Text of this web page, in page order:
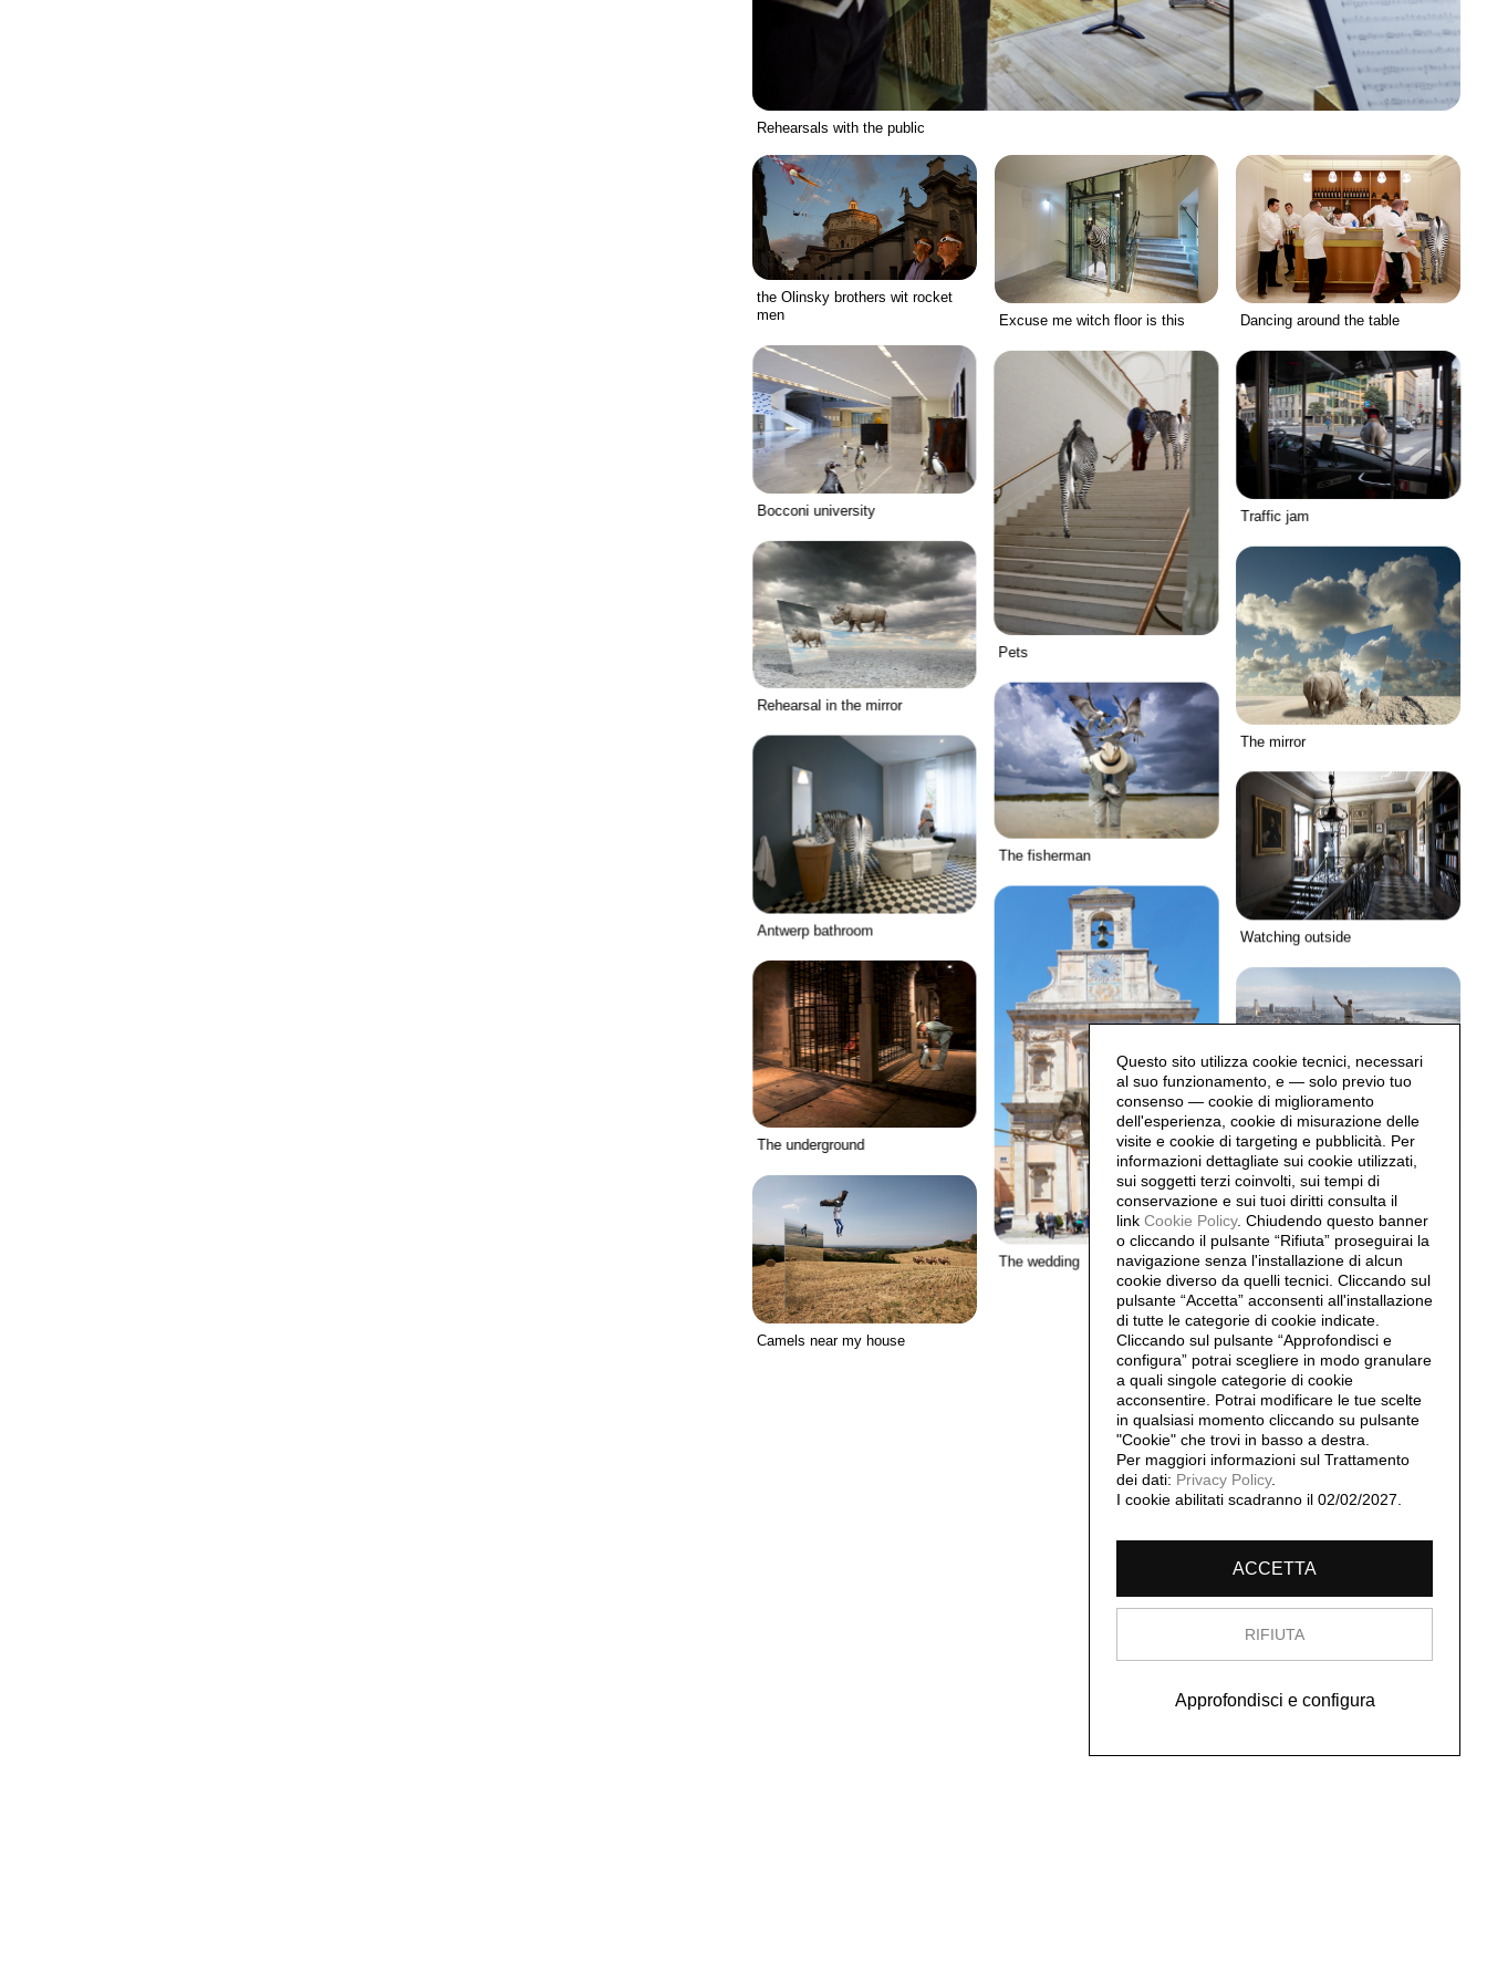
Rehearsals with the public
the Olinsky brothers wit rocket
men
Excuse me witch floor is this Dancing around the table
Bocconi university
Pets
Traffic jam
Rehearsal in the mirror
The mirror
The fisherman
Antwerp bathroom Watching outside
The wedding
The underground Walking on th rope
Camels near my house
Saarinen
Questo sito utilizza cookie tecnici, necessari
al suo funzionamento, e — solo previo tuo
consenso — cookie di miglioramento
dell'esperienza, cookie di misurazione delle
visite e cookie di targeting e pubblicità. Per
informazioni dettagliate sui cookie utilizzati,
sui soggetti terzi coinvolti, sui tempi di
conservazione e sui tuoi diritti consulta il
link Cookie Policy. Chiudendo questo banner
o cliccando il pulsante “Rifiuta” proseguirai la
navigazione senza l'installazione di alcun
cookie diverso da quelli tecnici. Cliccando sul
pulsante “Accetta” acconsenti all'installazione
di tutte le categorie di cookie indicate.
Cliccando sul pulsante “Approfondisci e
configura” potrai scegliere in modo granulare
a quali singole categorie di cookie
acconsentire. Potrai modificare le tue scelte
in qualsiasi momento cliccando su pulsante
"Cookie" che trovi in basso a destra.
Per maggiori informazioni sul Trattamento
dei dati: Privacy Policy.
I cookie abilitati scadranno il 02/02/2027.
ACCETTA
RIFIUTA
Approfondisci e configura